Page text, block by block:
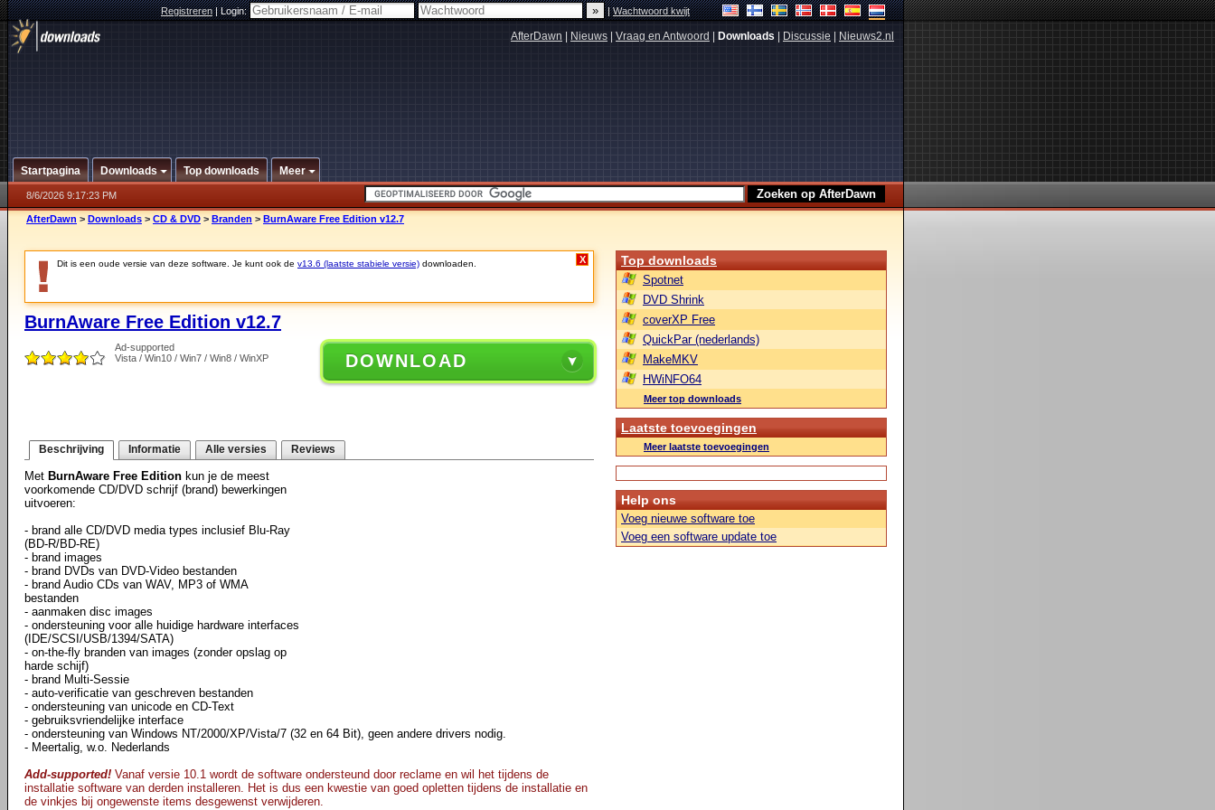
Registreren|Login: |Wachtwoord kwijt
AfterDawn Nieuws Vraag en Antwoord Downloads Discussie Nieuws2.nl
Startpagina Downloads Top downloads Meer
8/6/2026 9:17:23 PM
AfterDawn > Downloads > CD & DVD > Branden > BurnAware Free Edition v12.7
Dit is een oude versie van deze software. Je kunt ook de v13.6 (laatste stabiele versie) downloaden. X
BurnAware Free Edition v12.7
Ad-supported
Vista / Win10 / Win7 / Win8 / WinXP
DOWNLOAD
Beschrijving Informatie Alle versies Reviews
Met BurnAware Free Edition kun je de meest
voorkomende CD/DVD schrijf (brand) bewerkingen
uitvoeren:
- brand alle CD/DVD media types inclusief Blu-Ray
(BD-R/BD-RE)
- brand images
- brand DVDs van DVD-Video bestanden
- brand Audio CDs van WAV, MP3 of WMA
bestanden
- aanmaken disc images
- ondersteuning voor alle huidige hardware interfaces
(IDE/SCSI/USB/1394/SATA)
- on-the-fly branden van images (zonder opslag op
harde schijf)
- brand Multi-Sessie
- auto-verificatie van geschreven bestanden
- ondersteuning van unicode en CD-Text
- gebruiksvriendelijke interface
- ondersteuning van Windows NT/2000/XP/Vista/7 (32 en 64 Bit), geen andere drivers nodig.
- Meertalig, w.o. Nederlands
Add-supported! Vanaf versie 10.1 wordt de software ondersteund door reclame en wil het tijdens de
installatie software van derden installeren. Het is dus een kwestie van goed opletten tijdens de installatie en
de vinkjes bij ongewenste items desgewenst verwijderen.
Top downloads
Spotnet
DVD Shrink
coverXP Free
QuickPar (nederlands)
MakeMKV
HWiNFO64
Meer top downloads
Laatste toevoegingen
Meer laatste toevoegingen
Help ons
Voeg nieuwe software toe
Voeg een software update toe